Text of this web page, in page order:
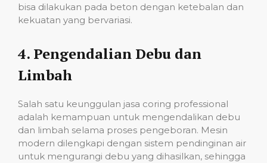
bisa dilakukan pada beton dengan ketebalan dan
kekuatan yang bervariasi.
4. Pengendalian Debu dan
Limbah
Salah satu keunggulan jasa coring professional
adalah kemampuan untuk mengendalikan debu
dan limbah selama proses pengeboran. Mesin
modern dilengkapi dengan sistem pendinginan air
untuk mengurangi debu yang dihasilkan, sehingga